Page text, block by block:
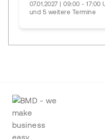
07.01.2027 | 09:00 - 17:00
und 5 weitere Termine